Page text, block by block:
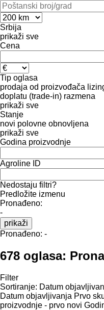
Srbija
prikaži sve
Cena
Tip oglasa
prodaja od proizvođača
doplatu (trade-in) razmena
prikaži sve
Stanje
novi polovne obnovljena
prikaži sve
Godina proizvodnje
Agroline ID
Nedostaju filtri?
Predložite izmenu
Pronađeno:
-
prikaži
Pronađeno: -
678 oglasa:
Filter
Sortiranje: Datum
Datum objavljivanja Prvo
proizvodnje - prvo novi